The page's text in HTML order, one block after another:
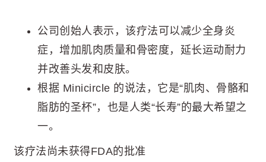
公司创始人表示，该疗法可以减少全身炎
症，增加肌肉质量和骨密度，延长运动耐力
并改善头发和皮肤。
根据 Minicircle 的说法，它是“肌肉、骨骼和
脂肪的圣杯”，也是人类“长寿”的最大希望之
一。
该疗法尚未获得FDA的批准